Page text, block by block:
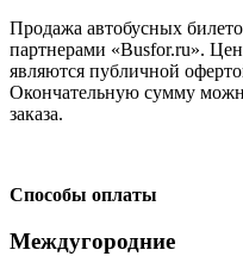
Продажа автобусных
партнерами «Busfor.ru».
являются публичной
Окончательную сумму
заказа.
Способы оплаты
Междугородние